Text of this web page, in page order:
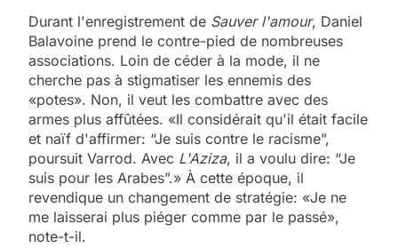
Durant l'enregistrement de Sauver l'amour, Daniel
Balavoine prend le contre-pied de nombreuses
associations. Loin de céder à la mode, il ne
cherche pas à stigmatiser les ennemis des
«potes». Non, il veut les combattre avec des
armes plus affûtées. «Il considérait qu'il était facile
et naïf d'affirmer: “Je suis contre le racisme”,
poursuit Varrod. Avec L'Aziza, il a voulu dire: “Je
suis pour les Arabes”.» À cette époque, il
revendique un changement de stratégie: «Je ne
me laisserai plus piéger comme par le passé»,
note-t-il.